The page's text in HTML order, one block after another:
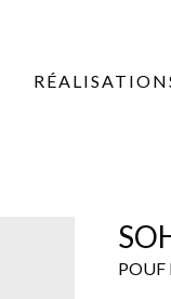
POUF